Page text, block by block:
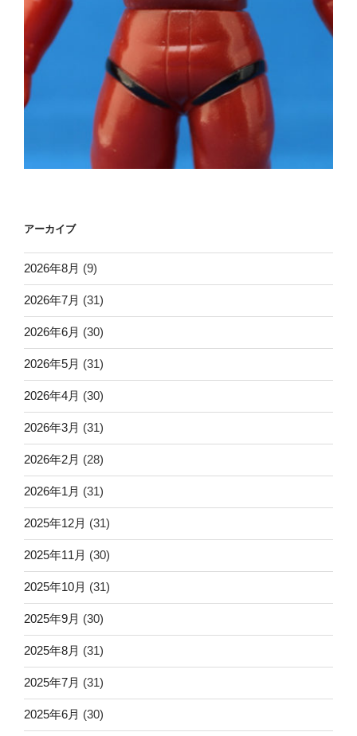
アーカイブ
2026年8月 (9)
2026年7月 (31)
2026年6月 (30)
2026年5月 (31)
2026年4月 (30)
2026年3月 (31)
2026年2月 (28)
2026年1月 (31)
2025年12月 (31)
2025年11月 (30)
2025年10月 (31)
2025年9月 (30)
2025年8月 (31)
2025年7月 (31)
2025年6月 (30)